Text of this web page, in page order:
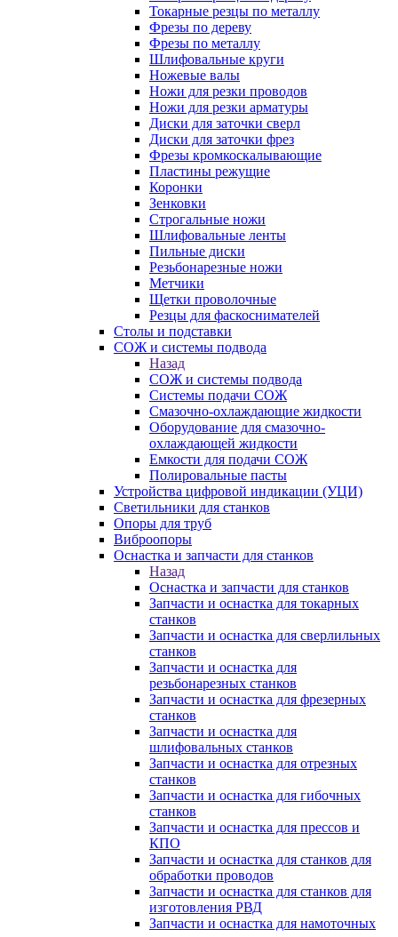
Токарные резцы по металлу
Фрезы по дереву
Фрезы по металлу
Шлифовальные круги
Ножевые валы
Ножи для резки проводов
Ножи для резки арматуры
Диски для заточки сверл
Диски для заточки фрез
Фрезы кромкоскалывающие
Пластины режущие
Коронки
Зенковки
Строгальные ножи
Шлифовальные ленты
Пильные диски
Резьбонарезные ножи
Метчики
Щетки проволочные
Резцы для фаскоснимателей
Столы и подставки
СОЖ и системы подвода
Назад
СОЖ и системы подвода
Системы подачи СОЖ
Смазочно-охлаждающие жидкости
Оборудование для смазочно-
охлаждающей жидкости
Емкости для подачи СОЖ
Полировальные пасты
Устройства цифровой индикации (УЦИ)
Светильники для станков
Опоры для труб
Виброопоры
Оснастка и запчасти для станков
Назад
Оснастка и запчасти для станков
Запчасти и оснастка для токарных
станков
Запчасти и оснастка для сверлильных
станков
Запчасти и оснастка для
резьбонарезных станков
Запчасти и оснастка для фрезерных
станков
Запчасти и оснастка для
шлифовальных станков
Запчасти и оснастка для отрезных
станков
Запчасти и оснастка для гибочных
станков
Запчасти и оснастка для прессов и
КПО
Запчасти и оснастка для станков для
обработки проводов
Запчасти и оснастка для станков для
изготовления РВД
Запчасти и оснастка для намоточных